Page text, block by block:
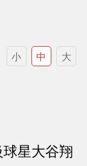
小 中 大
星大谷翔